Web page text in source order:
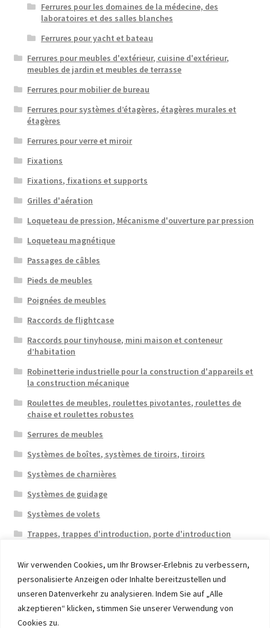
Wir verwenden Cookies, um Ihr Browser-Erlebnis zu verbessern,
personalisierte Anzeigen oder Inhalte bereitzustellen und
unseren Datenverkehr zu analysieren. Indem Sie auf „Alle
akzeptieren“ klicken, stimmen Sie unserer Verwendung von
Cookies zu.
Ferrures pour les domaines de la médecine, des
laboratoires et des salles blanches
Ferrures pour yacht et bateau
Ferrures pour meubles d'extérieur, cuisine d'extérieur,
meubles de jardin et meubles de terrasse
Ferrures pour mobilier de bureau
Ferrures pour systèmes d’étagères, étagères murales et
étagères
Ferrures pour verre et miroir
Fixations
Fixations, fixations et supports
Grilles d'aération
Loqueteau de pression, Mécanisme d'ouverture par pression
Loqueteau magnétique
Passages de câbles
Pieds de meubles
Poignées de meubles
Raccords de flightcase
Raccords pour tinyhouse, mini maison et conteneur
d’habitation
Robinetterie industrielle pour la construction d'appareils et
la construction mécanique
Roulettes de meubles, roulettes pivotantes, roulettes de
chaise et roulettes robustes
Serrures de meubles
Systèmes de boîtes, systèmes de tiroirs, tiroirs
Systèmes de charnières
Systèmes de guidage
Systèmes de volets
Trappes, trappes d'introduction, porte d'introduction
© 2026 Eruon Trade UG, Germany, member of the ERUON